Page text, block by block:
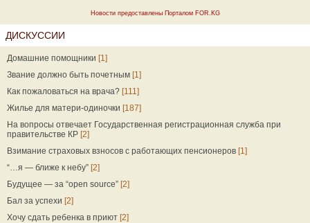
Новости предоставлены Порталом FOR.KG
ДИСКУССИИ
Домашние помощники [1]
Звание должно быть почетным [1]
Как пожаловаться на врача? [111]
Жилье для матери-одиночки [187]
На вопросы отвечает Государственная регистрационная служба при
правительстве КР [2]
Взимание страховых взносов с работающих пенсионеров [1]
“…я — ближе к небу” [2]
Будущее — за “open source” [2]
Бал за успехи [2]
Хочу сдать ребенка в приют [2]